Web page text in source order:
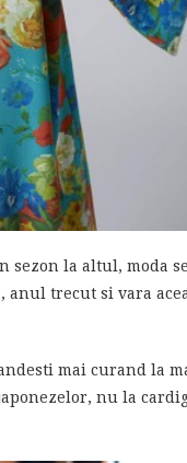
sezon la altul,
trecut si vara
mai curand la
nu la